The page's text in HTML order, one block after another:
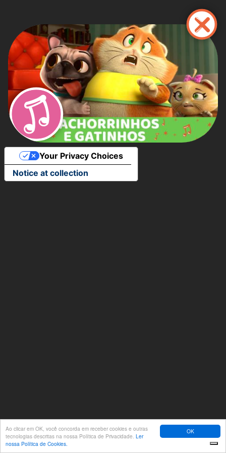
OK
Ao clicar em OK, você concorda em receber cookies e outras
tecnologias descritas na nossa Política de Privacidade. Ler
nossa Política de Cookies.
o
conteúdo
principal
Notice at collection
Your Privacy Choices